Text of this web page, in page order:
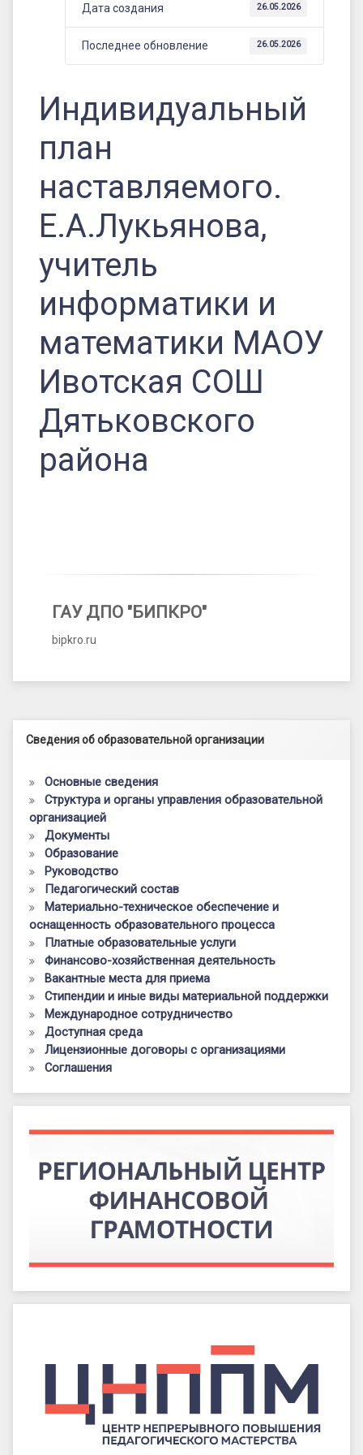
Ивотская
района
Дата создания 26.05.2026
Последнее обновление 26.05.2026
Индивидуальный
план
наставляемого.
Е.А.Лукьянова,
учитель
информатики и
математики МАОУ
Ивотская СОШ
Дятьковского
района
ГАУ ДПО "БИПКРО"
bipkro.ru
Левый сайдбар
Сведения об образовательной организации
Основные сведения
Структура и органы управления образовательной
организацией
Документы
Образование
Руководство
Педагогический состав
Материально-техническое обеспечение и
оснащенность образовательного процесса
Платные образовательные услуги
Финансово-хозяйственная деятельность
Вакантные места для приема
Стипендии и иные виды материальной поддержки
Международное сотрудничество
Доступная среда
Лицензионные договоры с организациями
Соглашения